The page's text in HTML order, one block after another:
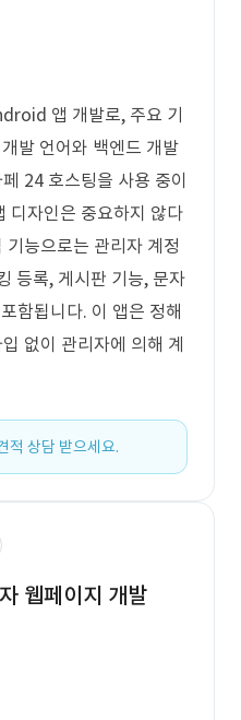
앱 개발로, 주요 기
발 언어와 백엔드 개발
24 호스팅을 사용 중이
디자인은 중요하지 않다
능으로는 관리자 계정
등록, 게시판 기능, 문자
함됩니다. 이 앱은 정해
없이 관리자에 의해 계
적 상담 받으세요.
웹페이지 개발